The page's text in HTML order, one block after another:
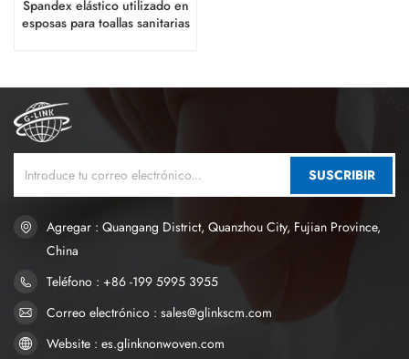
Spandex elástico utilizado en
esposas para toallas sanitarias
SUSCRIBIR
Agregar : Quangang District, Quanzhou City, Fujian Province,
China
Teléfono : +86 -199 5995 3955
Correo electrónico : sales@glinkscm.com
Website : es.glinknonwoven.com